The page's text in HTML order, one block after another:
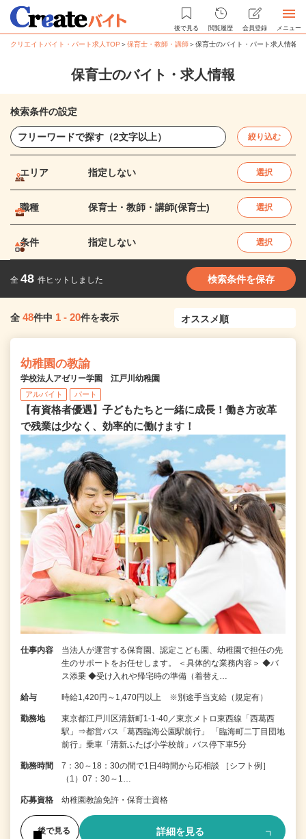
後で見る 閲覧履歴 会員登録 メニュー
クリエイトバイト・パート求人TOP ＞保育士・教師・講師 ＞保育士のバイト・パート求人情報
保育士のバイト・求人情報
検索条件の設定
絞り込む
エリア 指定しない 選択
職種 保育士・教師・講師(保育士) 選択
条件 指定しない 選択
全 48 件ヒットしました 検索条件を保存
全 48件中 1 - 20件を表示
幼稚園の教諭
学校法人アゼリー学園 江戸川幼稚園
アルバイト パート
【有資格者優遇】子どもたちと一緒に成長！働き方改革
で残業は少なく、効率的に働けます！
仕事内容
当法人が運営する保育園、認定こども園、幼稚園で担任の先
生のサポートをお任せします。 ＜具体的な業務内容＞ ◆バ
ス添乗 ◆受け入れや帰宅時の準備（着替え…
給与 時給1,420円～1,470円以上 ※別途手当支給（規定有）
勤務地
東京都江戸川区清新町1-1-40／東京メトロ東西線「西葛西
駅」⇒都営バス「葛西臨海公園駅前行」 「臨海町二丁目団地
前行」乗車「清新ふたば小学校前」バス停下車5分
勤務時間
7：30～18：30の間で1日4時間から応相談 ［シフト例］
（1）07：30～1…
応募資格 幼稚園教諭免許・保育士資格
後で見る 詳細を見る